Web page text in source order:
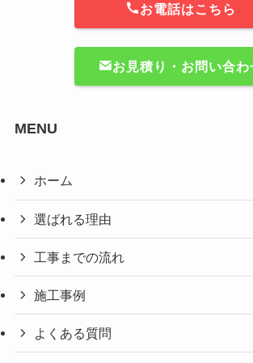
お電話はこちら
お見積り・お問い合わ
MENU
ホーム
選ばれる理由
工事までの流れ
施工事例
よくある質問